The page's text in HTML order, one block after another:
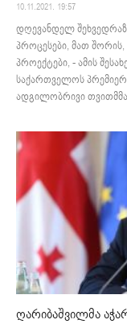
10.11.2021. 19:57
დღევანდელ
პროცესები, მათ
პროექტები, - ამის
საქართველოს
ადგილობრივი
ღარიბაშვილმა